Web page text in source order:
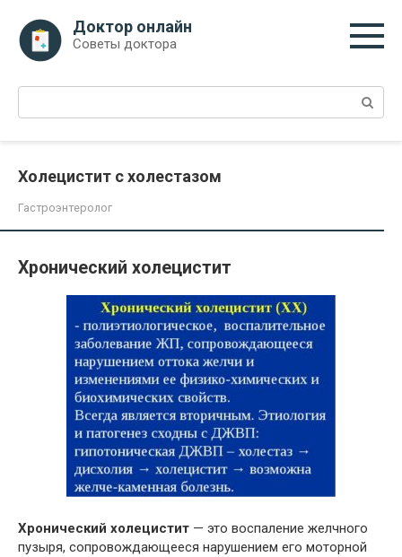
контенту
Доктор онлайн
Советы доктора
Поиск:
Холецистит с холестазом
Гастроэнтеролог
Хронический холецистит
Хронический холецистит — это воспаление желчного
пузыря, сопровождающееся нарушением его моторной